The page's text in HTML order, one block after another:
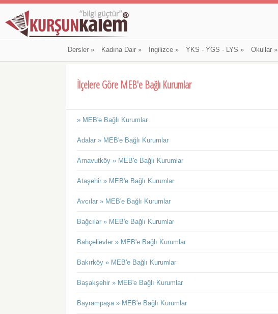
Dersler» Kadına Dair» İngilizce» YKS - YGS - LYS » Okullar»
İlçelere Göre MEB'e Bağlı Kurumlar
» MEB'e Bağlı Kurumlar
Adalar » MEB'e Bağlı Kurumlar
Arnavutköy » MEB'e Bağlı Kurumlar
Ataşehir » MEB'e Bağlı Kurumlar
Avcılar » MEB'e Bağlı Kurumlar
Bağcılar » MEB'e Bağlı Kurumlar
Bahçelievler » MEB'e Bağlı Kurumlar
Bakırköy » MEB'e Bağlı Kurumlar
Başakşehir » MEB'e Bağlı Kurumlar
Bayrampaşa » MEB'e Bağlı Kurumlar